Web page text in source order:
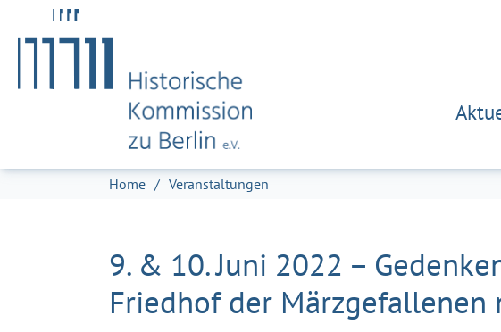
Zum Hauptinhalt springen
Skip to page footer
Sie sind hier:
Home Veranstaltungen
9. & 10. Juni 2022 –
Friedhof der Märzgefallenen